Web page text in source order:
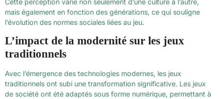
mais également en fonction des générations, ce qui souligne
l’évolution des normes sociales liées au jeu.
L’impact de la modernité sur les jeux
traditionnels
Avec l’émergence des technologies modernes, les jeux
traditionnels ont subi une transformation significative. Les jeux
de société ont été adaptés sous forme numérique, permettant à